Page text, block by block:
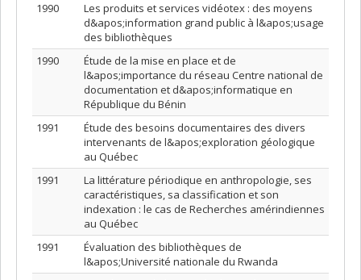
1990
Les produits et services vidéotex : des moyens
d&apos;information grand public à l&apos;usage
des bibliothèques
1990
Étude de la mise en place et de
l&apos;importance du réseau Centre national de
documentation et d&apos;informatique en
République du Bénin
1991
Étude des besoins documentaires des divers
intervenants de l&apos;exploration géologique
au Québec
1991
La littérature périodique en anthropologie, ses
caractéristiques, sa classification et son
indexation : le cas de Recherches amérindiennes
au Québec
1991
Évaluation des bibliothèques de
l&apos;Université nationale du Rwanda